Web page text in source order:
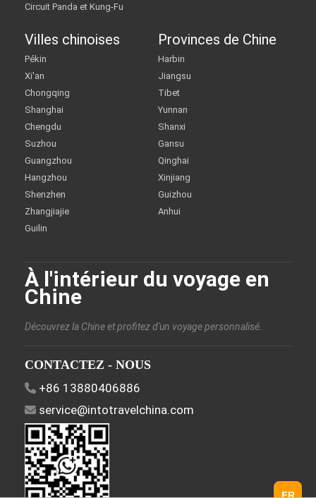
Circuit Panda et Kung-Fu
Villes chinoises
Pékin
Xi'an
Chongqing
Shanghai
Chengdu
Suzhou
Guangzhou
Hangzhou
Shenzhen
Zhangjiajie
Guilin
Provinces de Chine
Harbin
Jiangsu
Tibet
Yunnan
Shanxi
Gansu
Qinghai
Xinjiang
Guizhou
Anhui
À l'intérieur du voyage en
Chine
Découvrez la Chine et profitez d'un voyage personnalisé.
CONTACTEZ - NOUS
+86 13880406886
service@intotravelchina.com
FR